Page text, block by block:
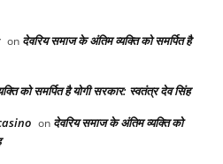
on देवरिय समाज के अंतिम व्यक्ति को समर्पित है
को समर्पित है योगी सरकार: स्वतंत्र देव सिंह
on देवरिय समाज के अंतिम व्यक्ति को